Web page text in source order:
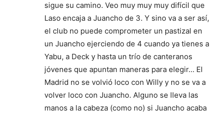
sigue su camino. Veo muy muy muy difícil que
Laso encaja a Juancho de 3. Y sino va a ser así,
el club no puede comprometer un pastizal en
un Juancho ejerciendo de 4 cuando ya tienes a
Yabu, a Deck y hasta un trío de canteranos
jóvenes que apuntan maneras para elegir… El
Madrid no se volvió loco con Willy y no se va a
volver loco con Juancho. Alguno se lleva las
manos a la cabeza (como no) si Juancho acaba